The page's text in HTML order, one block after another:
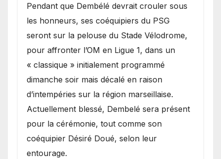
Pendant que Dembélé devrait crouler sous
les honneurs, ses coéquipiers du PSG
seront sur la pelouse du Stade Vélodrome,
pour affronter l’OM en Ligue 1, dans un
« classique » initialement programmé
dimanche soir mais décalé en raison
d’intempéries sur la région marseillaise.
Actuellement blessé, Dembelé sera présent
pour la cérémonie, tout comme son
coéquipier Désiré Doué, selon leur
entourage.